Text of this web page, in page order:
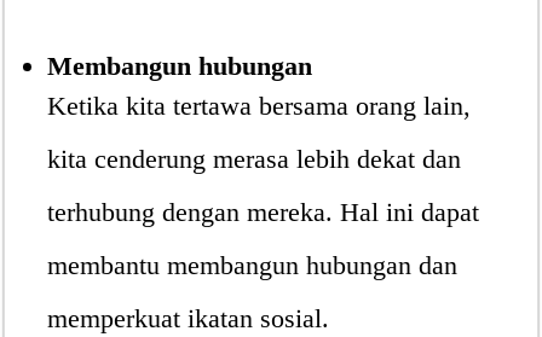
Membangun hubungan
Ketika kita tertawa bersama orang lain,
kita cenderung merasa lebih dekat dan
terhubung dengan mereka. Hal ini dapat
membantu membangun hubungan dan
memperkuat ikatan sosial.